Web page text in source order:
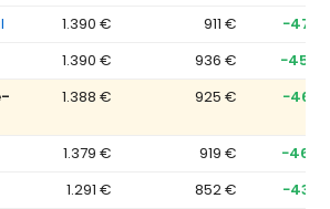
1.390 € 911 €
−479
1.390 € 936 €
−454
1.388 € 925 € −463
1.379 € 919 €
−460
1.291 € 852 €
−438